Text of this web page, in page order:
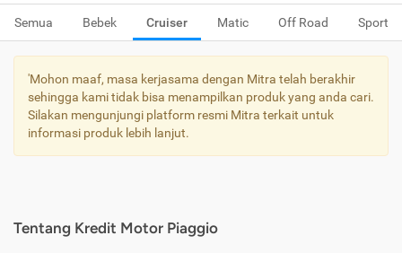
Semua Bebek Cruiser Matic Off Road Sport
'Mohon maaf, masa kerjasama dengan Mitra telah berakhir
sehingga kami tidak bisa menampilkan produk yang anda cari.
Silakan mengunjungi platform resmi Mitra terkait untuk
informasi produk lebih lanjut.
Tentang Kredit Motor Piaggio